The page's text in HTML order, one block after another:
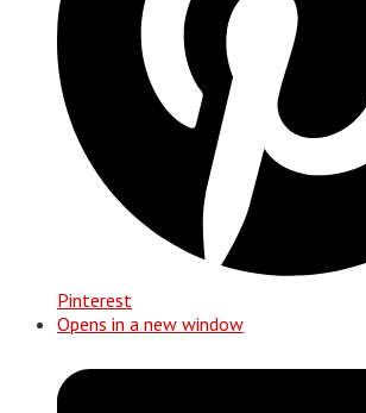
Pinterest
Opens in a new window